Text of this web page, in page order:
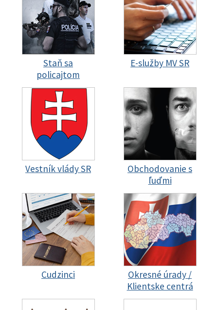
Staň sa
policajtom
E-služby MV SR
Vestník vlády SR
Obchodovanie s
ľuďmi
Cudzinci
Okresné úrady /
Klientske centrá